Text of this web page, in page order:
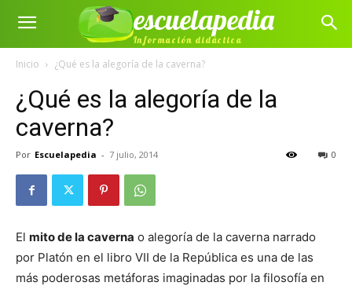
escuelapedia
Información didáctica
Inicio ¿Qué es la alegoría de la caverna?
¿Qué es la alegoría de la
caverna?
Por Escuelapedia - 7 julio, 2014 0
El mito de la caverna o alegoría de la caverna narrado
por Platón en el libro VII de la República es una de las
más poderosas metáforas imaginadas por la filosofía en